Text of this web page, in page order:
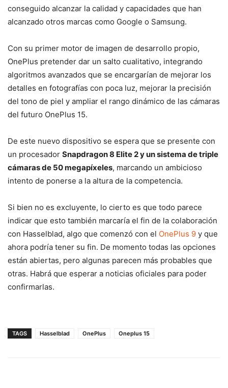
conseguido alcanzar la calidad y capacidades que han
alcanzado otros marcas como Google o Samsung.
Con su primer motor de imagen de desarrollo propio,
OnePlus pretender dar un salto cualitativo, integrando
algoritmos avanzados que se encargarían de mejorar los
detalles en fotografías con poca luz, mejorar la precisión
del tono de piel y ampliar el rango dinámico de las cámaras
del futuro OnePlus 15.
De este nuevo dispositivo se espera que se presente con
un procesador Snapdragon 8 Elite 2 y un sistema de triple
cámaras de 50 megapíxeles, marcando un ambicioso
intento de ponerse a la altura de la competencia.
Si bien no es excluyente, lo cierto es que todo parece
indicar que esto también marcaría el fin de la colaboración
con Hasselblad, algo que comenzó con el OnePlus 9 y que
ahora podría tener su fin. De momento todas las opciones
están abiertas, pero algunas parecen más probables que
otras. Habrá que esperar a noticias oficiales para poder
confirmarlas.
TAGS Hasselblad OnePlus Oneplus 15